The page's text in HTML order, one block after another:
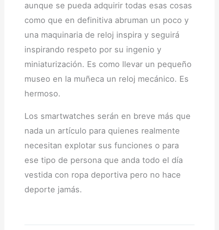
aunque se pueda adquirir todas esas cosas
como que en definitiva abruman un poco y
una maquinaria de reloj inspira y seguirá
inspirando respeto por su ingenio y
miniaturización. Es como llevar un pequeño
museo en la muñeca un reloj mecánico. Es
hermoso.
Los smartwatches serán en breve más que
nada un artículo para quienes realmente
necesitan explotar sus funciones o para
ese tipo de persona que anda todo el día
vestida con ropa deportiva pero no hace
deporte jamás.